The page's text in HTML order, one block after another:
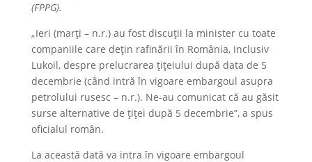
(FPPG).
„Ieri (marţi – n.r.) au fost discuţii la minister cu toate
companiile care deţin rafinării în România, inclusiv
Lukoil, despre prelucrarea ţiţeiului după data de 5
decembrie (când intră în vigoare embargoul asupra
petrolului rusesc – n.r.). Ne-au comunicat că au găsit
surse alternative de ţiţei după 5 decembrie”, a spus
oficialul român.
La această dată va intra în vigoare embargoul